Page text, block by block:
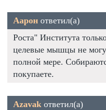
Аарон ответил(а)
Роста" Института
целевые мышцы не
полной мере.
покупаете.
Azavak ответил(а)